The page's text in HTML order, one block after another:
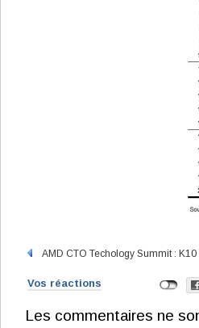
AMD CTO Techology Summit : K10
Vos réactions
Les commentaires ne